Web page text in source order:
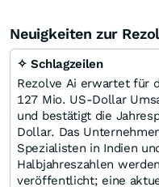
Neuigkeiten zur
✧ Schlagzeilen
Rezolve Ai erwartet für
127 Mio. US-Dollar
und bestätigt die
Dollar. Das
Spezialisten in Indien
Halbjahreszahlen
veröffentlicht; eine